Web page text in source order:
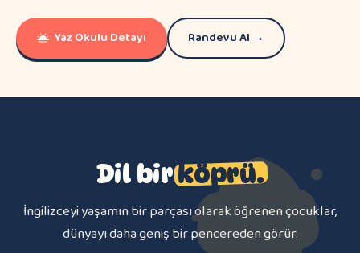
Yaz Okulu Detayı Randevu Al →
Dil birköprü.
İngilizceyi yaşamın bir parçası olarak öğrenen çocuklar,
dünyayı daha geniş bir pencereden görür.